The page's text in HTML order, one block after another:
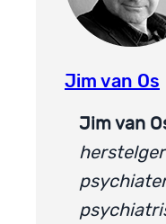
Jim van Os
Jim van